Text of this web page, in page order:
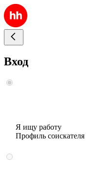
Вход
Я ищу работу
Профиль соискателя